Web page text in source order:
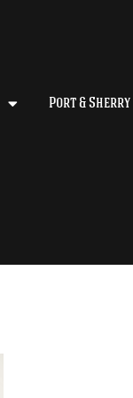
Port & Sherry